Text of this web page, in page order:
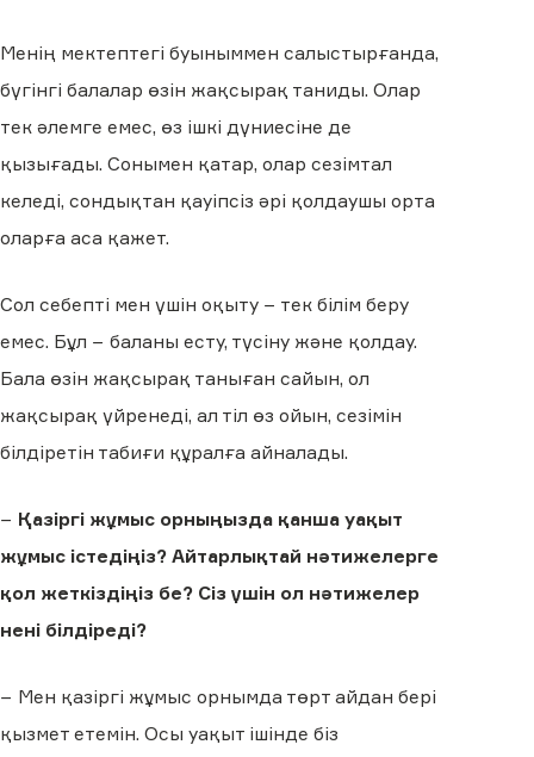
Менің мектептегі буыныммен салыстырғанда,
бүгінгі балалар өзін жақсырақ таниды. Олар
тек әлемге емес, өз ішкі дүниесіне де
қызығады. Сонымен қатар, олар сезімтал
келеді, сондықтан қауіпсіз әрі қолдаушы орта
оларға аса қажет.
Сол себепті мен үшін оқыту − тек білім беру
емес. Бұл − баланы есту, түсіну және қолдау.
Бала өзін жақсырақ таныған сайын, ол
жақсырақ үйренеді, ал тіл өз ойын, сезімін
білдіретін табиғи құралға айналады.
− Қазіргі жұмыс орныңызда қанша уақыт
жұмыс істедіңіз? Айтарлықтай нәтижелерге
қол жеткіздіңіз бе? Сіз үшін ол нәтижелер
нені білдіреді?
− Мен қазіргі жұмыс орнымда төрт айдан бері
қызмет етемін. Осы уақыт ішінде біз